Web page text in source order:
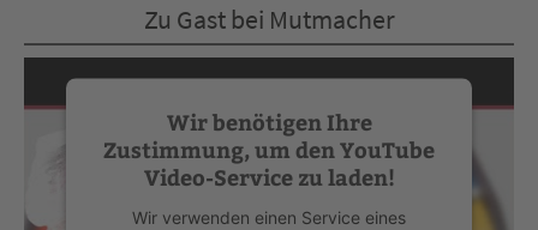
Zu Gast bei Mutmacher
Wir benötigen Ihre
Zustimmung, um den YouTube
Video-Service zu laden!
Wir verwenden einen Service eines